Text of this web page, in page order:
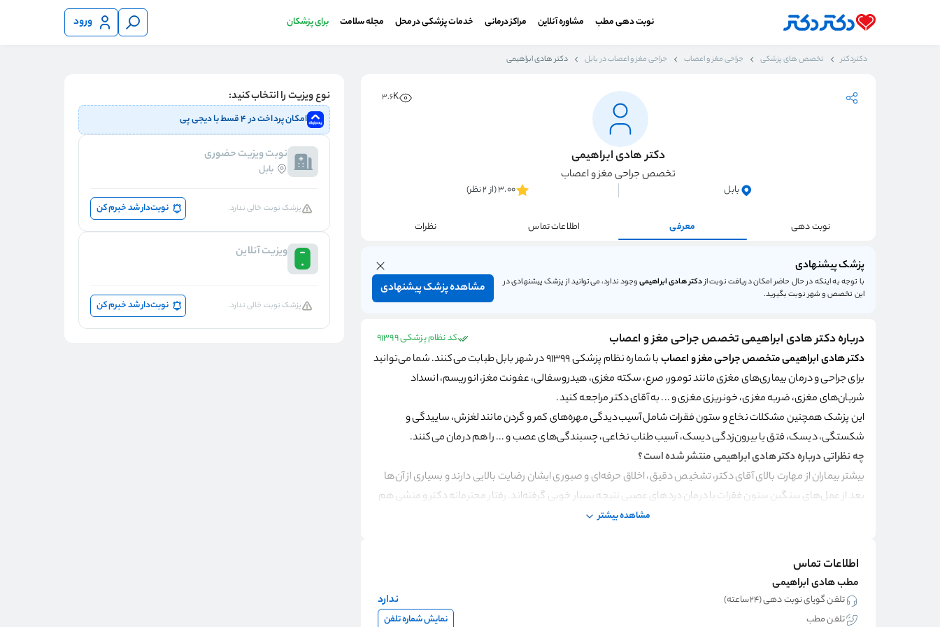
ورود نوبت دهی مطب مشاوره آنلاین مراکز درمانی خدمات پزشکی در محل مجله سلامت برای پزشکان
دکتردکتر تخصص های پزشکی جراحی مغز و اعصاب جراحی مغز و اعصاب در بابل دکتر هادی ابراهیمی
3.6K
دکتر هادی ابراهیمی
تخصص جراحی مغز و اعصاب
بابل 3.00 (از 2 نظر)
نوبت دهی معرفی اطلاعات تماس نظرات
پزشک پیشنهادی
با توجه به اینکه در حال حاضر امکان دریافت نوبت ازدکتر هادی ابراهیمیوجود ندارد، می‌توانید از پزشک پیشنهادی در
این تخصص و شهر نوبت بگیرید.
مشاهده پزشک پیشنهادی
نوع ویزیت را انتخاب کنید:
امکان پرداخت در ۴ قسط با دیجی پی
نوبت ویزیت حضوری
بابل
پزشک نوبت خالی ندارد. نوبت‌دار شد خبرم کن
ویزیت آنلاین
پزشک نوبت خالی ندارد. نوبت‌دار شد خبرم کن
درباره دکتر هادی ابراهیمی تخصص جراحی مغز و اعصاب کد نظام پزشکی 91399
دکتر هادی ابراهیمی متخصص جراحی مغز و اعصاب
با شماره نظام پزشکی 91399 در شهر بابل طبابت می‌کنند. شما می‌توانید
برای جراحی و درمان بیماری‌های مغزی مانند تومور، صرع، سکته مغزی، هیدروسفالی، عفونت مغز، انوریسم، انسداد
شریان‌های مغزی، ضربه مغزی، خونریزی مغزی و ... به آقای دکتر مراجعه کنید.
این پزشک همچنین مشکلات نخاع و ستون فقرات شامل آسیب‌دیدگی مهره‌های کمر و گردن مانند لغزش، ساییدگی و
شکستگی، دیسک، فتق یا بیرون‌زدگی دیسک، آسیب طناب نخاعی، چسبندگی‌های عصب و ... را هم درمان می‌کنند.
چه نظراتی درباره دکتر هادی ابراهیمی منتشر شده است؟
بیشتر بیماران از مهارت بالای آقای دکتر، تشخیص دقیق، اخلاق حرفه‌ای و صبوری ایشان رضایت بالایی دارند و بسیاری از آن‌ها
بعد از عمل‌های سنگین ستون فقرات یا درمان دردهای عصبی نتیجه بسیار خوبی گرفته‌اند. رفتار محترمانه دکتر و منشی هم
جناب دکتر جراح مغز و اعصاب بابل
تخصص جراحی مغز و اعصاب
دکترای حرفه‌ای پزشکی
استادیار و عضو هیئت علمی دانشگاه علوم پزشکی و خدمات بهداشتی درمانی بابل
مشاهده بیشتر
اطلاعات تماس
مطب هادی ابراهیمی
تلفن گویای نوبت دهی (۲۴ساعته) ندارد
تلفن مطب نمایش شماره تلفن